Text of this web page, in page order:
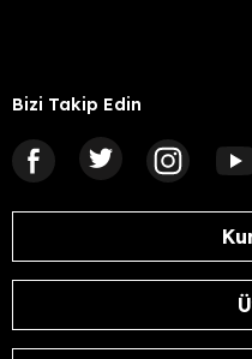
Bizi Takip Edin